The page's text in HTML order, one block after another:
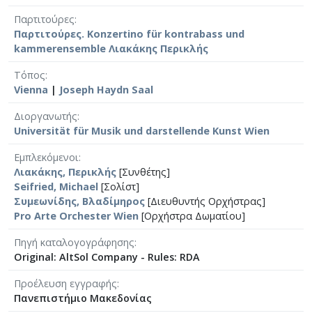
Παρτιτούρες
Παρτιτούρες. Konzertino für kontrabass und
kammerensemble Λιακάκης Περικλής
Τόπος
Vienna | Joseph Haydn Saal
Διοργανωτής
Universität für Musik und darstellende Kunst Wien
Εμπλεκόμενοι
Λιακάκης, Περικλής [Συνθέτης]
Seifried, Michael [Σολίστ]
Συμεωνίδης, Βλαδίμηρος [Διευθυντής Ορχήστρας]
Pro Arte Orchester Wien [Ορχήστρα Δωματίου]
Πηγή καταλογογράφησης
Original: AltSol Company - Rules: RDA
Προέλευση εγγραφής
Πανεπιστήμιο Μακεδονίας